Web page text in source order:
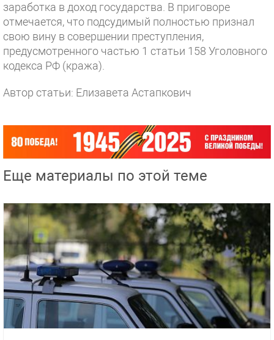
заработка в доход государства. В приговоре
отмечается, что подсудимый полностью признал
свою вину в совершении преступления,
предусмотренного частью 1 статьи 158 Уголовного
кодекса РФ (кража).
Автор статьи: Елизавета Астапкович
Еще материалы по этой теме